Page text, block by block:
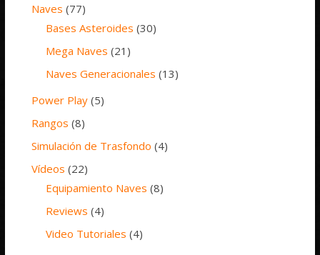
Naves (77)
Bases Asteroides (30)
Mega Naves (21)
Naves Generacionales (13)
Power Play (5)
Rangos (8)
Simulación de Trasfondo (4)
Vídeos (22)
Equipamiento Naves (8)
Reviews (4)
Video Tutoriales (4)